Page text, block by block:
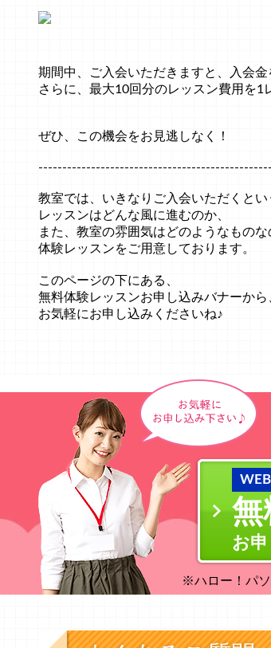
期間中、ご入会いただきますと、入会金
さらに、最大10回分のレッスン費用を1
ぜひ、この機会をお見逃しなく！
教室では、いきなりご入会いただくとい
レッスンはどんな風に進むのか、
また、教室の雰囲気はどのようなもの
体験レッスンをご用意しております。
このページの下にある、
無料体験レッスンお申し込みバナーか
お気軽にお申し込みくださいね♪
無
お
※ハロー！パソ